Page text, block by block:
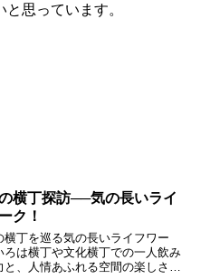
思っています。
横丁探訪──気の長いライ
ク！
横丁を巡る気の長いライフワー
ろは横丁や文化横丁での一人飲み
と、人情あふれる空間の楽しさを